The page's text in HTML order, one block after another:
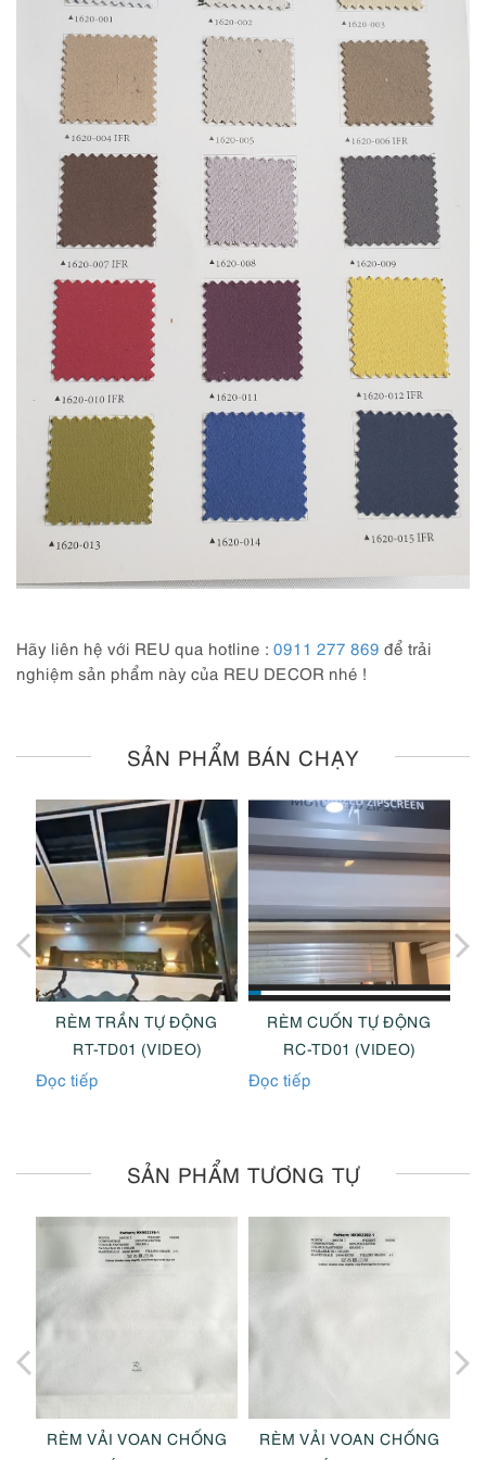
Hãy liên hệ với REU qua hotline : 0911 277 869 để trải
nghiệm sản phẩm này của REU DECOR nhé !
SẢN PHẨM BÁN CHẠY
RÈM TRẦN TỰ ĐỘNG
RT-TD01 (VIDEO)
Đọc tiếp
RÈM CUỐN TỰ ĐỘNG
RC-TD01 (VIDEO)
Đọc tiếp
SẢN PHẨM TƯƠNG TỰ
RÈM VẢI VOAN CHỐNG
RÈM VẢI VOAN CHỐNG